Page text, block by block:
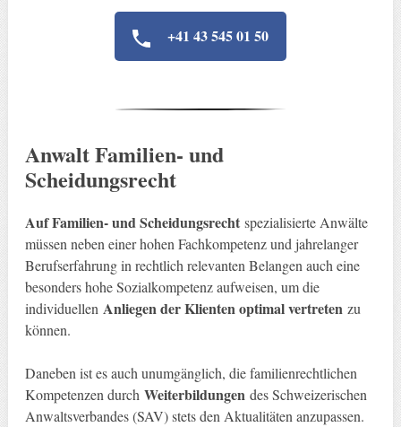
+41 43 545 01 50
Anwalt Familien- und
Scheidungsrecht
Auf Familien- und Scheidungsrechtspezialisierte Anwälte
müssen neben einer hohen Fachkompetenz und jahrelanger
Berufserfahrung in rechtlich relevanten Belangen auch eine
besonders hohe Sozialkompetenz aufweisen, um die
individuellen Anliegen der Klienten optimal vertreten zu
können.
Daneben ist es auch unumgänglich, die familienrechtlichen
Kompetenzen durch Weiterbildungen des Schweizerischen
Anwaltsverbandes (SAV) stets den Aktualitäten anzupassen.